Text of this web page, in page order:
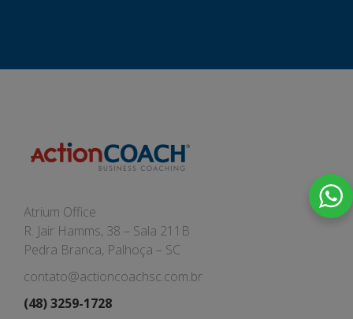
Atrium Office
R. Jair Hamms, 38 – Sala 211B
Pedra Branca, Palhoça – SC
contato@actioncoachsc.com.br
(48) 3259-1728